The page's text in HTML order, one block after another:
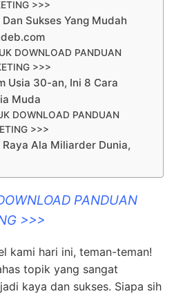
>>>
Sukses Yang Mudah
DOWNLOAD PANDUAN
>>>
Usia 30-an, Ini 8 Cara
Muda
DOWNLOAD PANDUAN
>>>
Ala Miliarder Dunia,
PANDUAN
>>>
kami hari ini, teman-teman!
topik yang sangat
kaya dan sukses. Siapa sih